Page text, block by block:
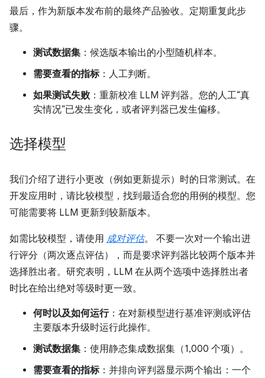
最后，作为新版本发布前的最终产品验收。定期重复此步
骤。
测试数据集 ：候选版本输出的小型随机样本。
需要查看的指标：人工判断。
如果测试失败 ：重新校准 LLM 评判器。您的人工“真
实情况”已发生变化，或者评判器已发生偏移。
选择模型
我们介绍了进行小更改（例如更新提示）时的日常测试。在
开发应用时，请比较模型，找到最适合您的用例的模型。您
可能需要将 LLM 更新到较新版本。
如需比较模型，请使用 成对评估。 不要一次对一个输出进
行评分（两次逐点评估），而是要求评判器比较两个版本并
选择胜出者。研究表明，LLM 在从两个选项中选择胜出者
时比在给出绝对等级时更一致。
何时以及如何运行：在对新模型进行基准评测或评估
主要版本升级时运行此操作。
测试数据集 ：使用静态集成数据集（1,000 个项）。
需要查看的指标：并排向评判器显示两个输出：一个